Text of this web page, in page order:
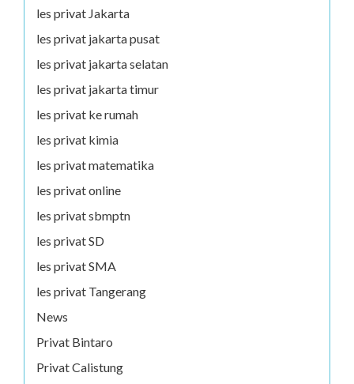
les privat Jakarta
les privat jakarta pusat
les privat jakarta selatan
les privat jakarta timur
les privat ke rumah
les privat kimia
les privat matematika
les privat online
les privat sbmptn
les privat SD
les privat SMA
les privat Tangerang
News
Privat Bintaro
Privat Calistung